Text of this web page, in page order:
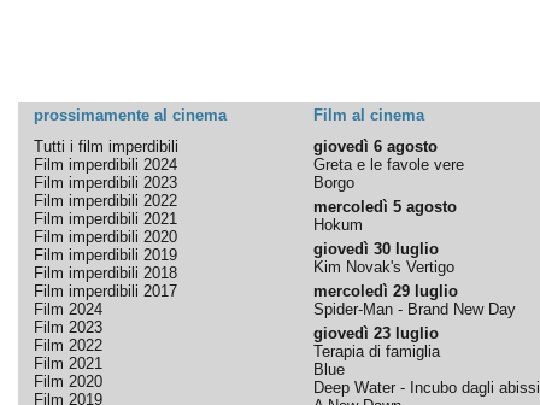
prossimamente al cinema
Film al cinema
Tutti i film imperdibili
Film imperdibili 2024
Film imperdibili 2023
Film imperdibili 2022
Film imperdibili 2021
Film imperdibili 2020
Film imperdibili 2019
Film imperdibili 2018
Film imperdibili 2017
Film 2024
Film 2023
Film 2022
Film 2021
Film 2020
Film 2019
giovedì 6 agosto
Greta e le favole vere
Borgo
mercoledì 5 agosto
Hokum
giovedì 30 luglio
Kim Novak's Vertigo
mercoledì 29 luglio
Spider-Man - Brand New Day
giovedì 23 luglio
Terapia di famiglia
Blue
Deep Water - Incubo dagli abissi